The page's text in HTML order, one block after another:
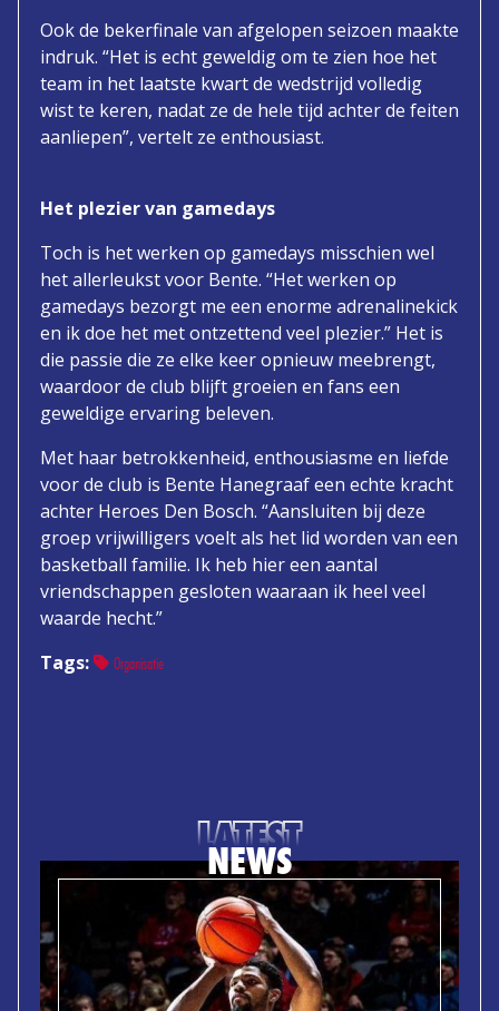
Ook de bekerfinale van afgelopen seizoen maakte
indruk. “Het is echt geweldig om te zien hoe het
team in het laatste kwart de wedstrijd volledig
wist te keren, nadat ze de hele tijd achter de feiten
aanliepen”, vertelt ze enthousiast.
Het plezier van gamedays
Toch is het werken op gamedays misschien wel
het allerleukst voor Bente. “Het werken op
gamedays bezorgt me een enorme adrenalinekick
en ik doe het met ontzettend veel plezier.” Het is
die passie die ze elke keer opnieuw meebrengt,
waardoor de club blijft groeien en fans een
geweldige ervaring beleven.
Met haar betrokkenheid, enthousiasme en liefde
voor de club is Bente Hanegraaf een echte kracht
achter Heroes Den Bosch. “Aansluiten bij deze
groep vrijwilligers voelt als het lid worden van een
basketball familie. Ik heb hier een aantal
vriendschappen gesloten waaraan ik heel veel
waarde hecht.”
Tags:
Organisatie
LATEST
NEWS